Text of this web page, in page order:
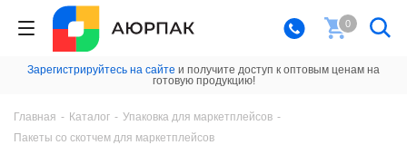
0
Зарегистрируйтесь на сайте и получите доступ к оптовым ценам на
готовую продукцию!
Главная - Каталог - Упаковка для маркетплейсов -
Пакеты со скотчем для маркетплейсов